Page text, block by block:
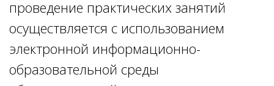
проведение практических занятий
осуществляется с использованием
электронной информационно-
образовательной среды